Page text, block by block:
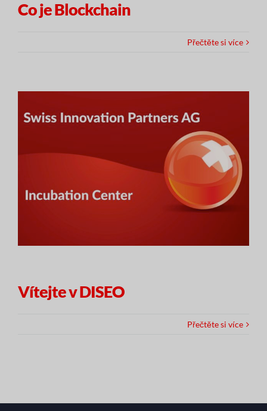
Co je Blockchain
Přečtěte si více
Vítejte v DISEO
Přečtěte si více